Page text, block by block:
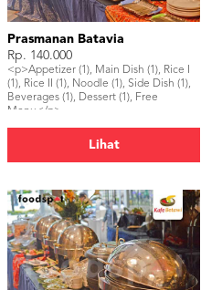
Prasmanan Batavia
Rp. 140.000
<p>Appetizer (1), Main Dish (1), Rice I
(1), Rice II (1), Noodle (1), Side Dish (1),
Beverages (1), Dessert (1), Free
Menu</p>
Lihat